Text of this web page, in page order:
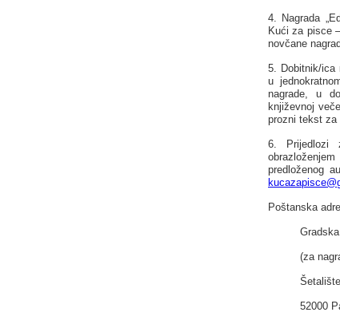
4. Nagrada
Kući za pisce
novčane
5. Dobitnik/ica
u
nagrade, u
književnoj
prozni tekst za
6. Prijedlozi
predloženog
Poštanska
(za
52000